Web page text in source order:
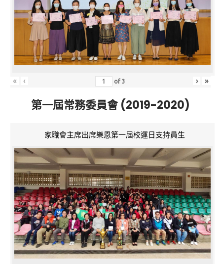
« ‹ of3 › »
第一屆常務委員會 (2019-2020)
家職會主席出席樂恩第一屆校運日支持員生